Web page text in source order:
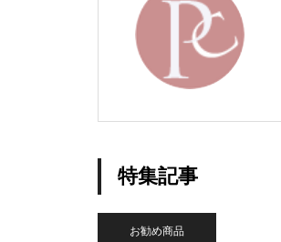
特集記事
お勧め商品